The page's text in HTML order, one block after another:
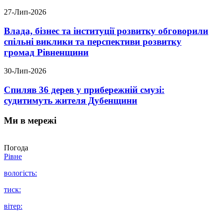
27-Лип-2026
Влада, бізнес та інституції розвитку обговорили
спільні виклики та перспективи розвитку
громад Рівненщини
30-Лип-2026
Спиляв 36 дерев у прибережній смузі:
судитимуть жителя Дубенщини
Ми в мережі
Погода
Рівне
вологість:
тиск:
вітер: